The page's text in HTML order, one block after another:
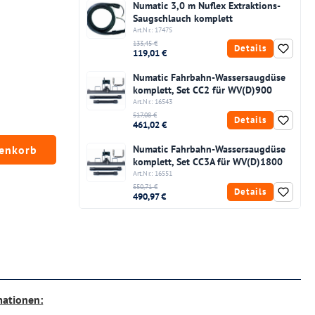
Wert ein oder benutze die
Numatic 3,0 m Nuflex Extraktions-
Saugschlauch komplett
Art.Nr.: 17475
133,45 €
119,01 € Details
Numatic Fahrbahn-Wassersaugdüse
komplett, Set CC2 für WV(D)900
Art.Nr.: 16543
517,08 €
461,02 € Details
Numatic Fahrbahn-Wassersaugdüse
komplett, Set CC3A für WV(D)1800
Art.Nr.: 16551
550,71 €
490,97 € Details